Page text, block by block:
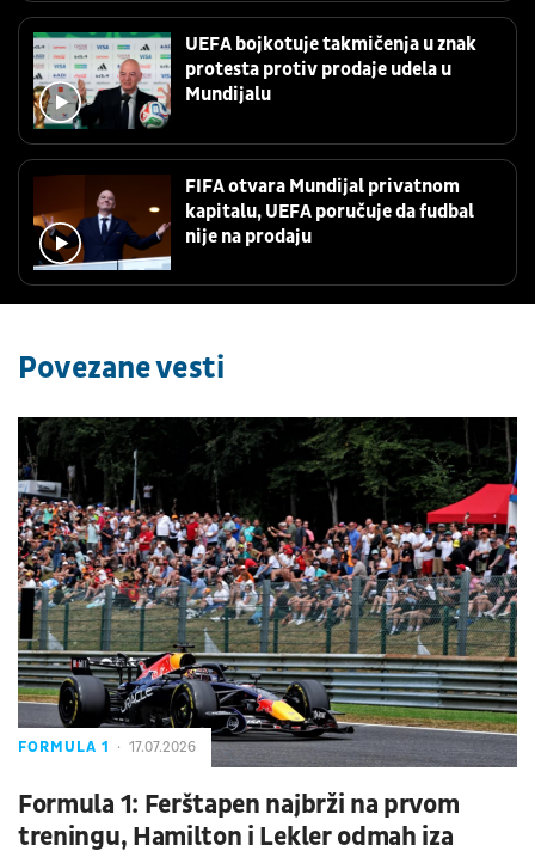
UEFA bojkotuje takmičenja u znak
protesta protiv prodaje udela u
Mundijalu
FIFA otvara Mundijal privatnom
kapitalu, UEFA poručuje da fudbal
nije na prodaju
Povezane vesti
FORMULA 1 17.07.2026
Formula 1: Ferštapen najbrži na prvom
treningu, Hamilton i Lekler odmah iza